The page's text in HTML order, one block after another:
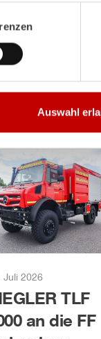
Auswahl
Juli 2026
TLF
an die FF